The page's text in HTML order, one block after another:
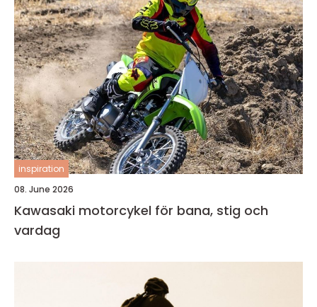
inspiration
08. June 2026
Kawasaki motorcykel för bana, stig och
vardag